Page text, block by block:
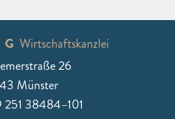
Wirtschaftskanzlei
26
Münster
251 38484–101